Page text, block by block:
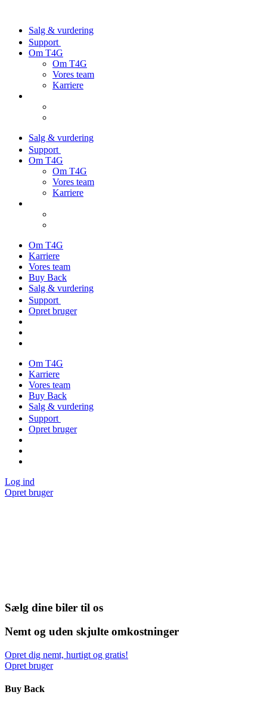
Salg & vurdering
Support
Om T4G
Om T4G
Vores team
Karriere
Salg & vurdering
Support
Om T4G
Om T4G
Vores team
Karriere
Om T4G
Karriere
Vores team
Buy Back
Salg & vurdering
Support
Opret bruger
Om T4G
Karriere
Vores team
Buy Back
Salg & vurdering
Support
Opret bruger
Log ind
Opret bruger
Sælg dine biler til os
Nemt og uden skjulte omkostninger
Opret dig nemt, hurtigt og gratis!
Opret bruger
Buy Back